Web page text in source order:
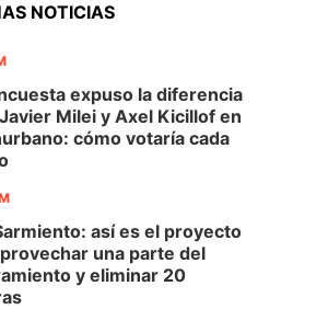
NOTICIAS
expuso la diferencia
Milei y Axel Kicillof en
cómo votaría cada
así es el proyecto
una parte del
y eliminar 20